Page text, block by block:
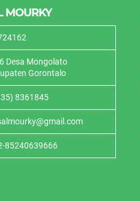
MOURKY
Desa Mongolato
Gorontalo
8361845
85240639666